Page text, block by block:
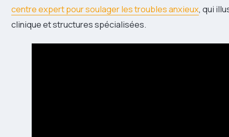
centre expert pour soulager les troubles anxieux, qui
clinique et structures spécialisées.